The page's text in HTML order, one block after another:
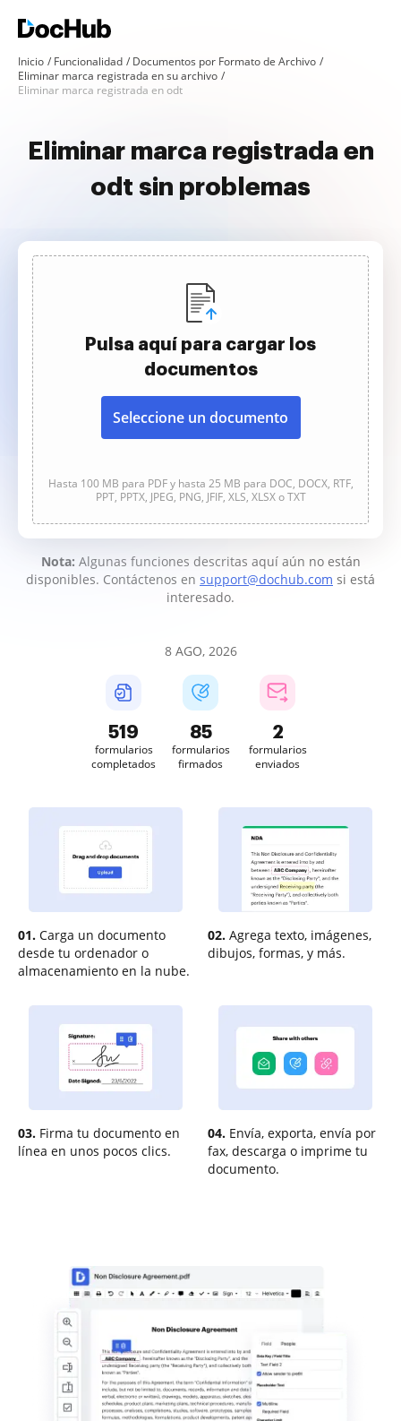
Inicio Funcionalidad
Documentos por Formato de Archivo
Eliminar marca registrada en su archivo
Eliminar marca registrada en odt
Eliminar marca registrada en
odt sin problemas
Pulsa aquí para cargar los
documentos
Seleccione un documento
Hasta 100 MB para PDF y hasta 25 MB para DOC, DOCX, RTF,
PPT, PPTX, JPEG, PNG, JFIF, XLS, XLSX o TXT
Nota: Algunas funciones descritas aquí aún no están
disponibles. Contáctenos en support@dochub.com si está
interesado.
8 AGO, 2026
519
formularios
completados
85
formularios
firmados
2
formularios
enviados
01. Carga un documento
desde tu ordenador o
almacenamiento en la nube.
02. Agrega texto, imágenes,
dibujos, formas, y más.
03. Firma tu documento en
línea en unos pocos clics.
04. Envía, exporta, envía por
fax, descarga o imprime tu
documento.